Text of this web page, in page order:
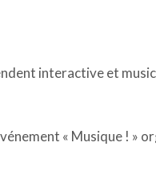
interactive et
« Musique ! »